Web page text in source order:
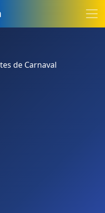
de Carnaval